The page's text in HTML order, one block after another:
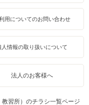
用についてのお問い合わせ
人情報の取り扱いについて
法人のお客様へ
習所）のチラシ一覧ページ